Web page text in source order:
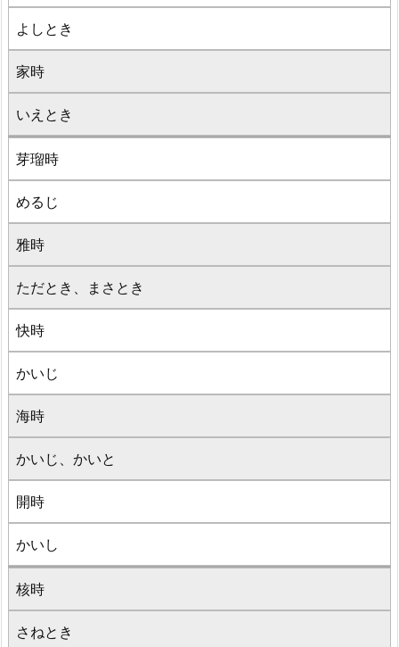
よしとき
家時
いえとき
芽瑠時
めるじ
雅時
ただとき、まさとき
快時
かいじ
海時
かいじ、かいと
開時
かいし
核時
さねとき